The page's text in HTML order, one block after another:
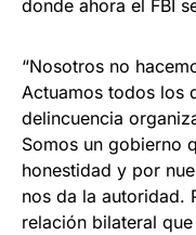
donde ahora el FBI
“Nosotros no
Actuamos todos los
delincuencia
Somos un gobierno
honestidad y por
nos da la autoridad.
relación bilateral